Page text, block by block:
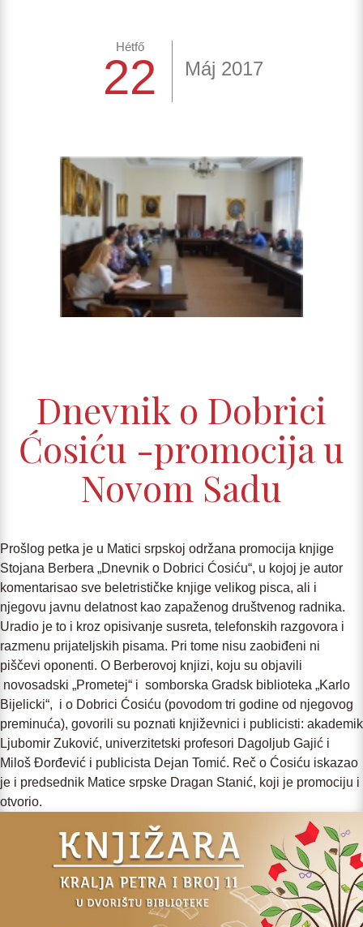
Hétfő
22 Máj 2017
Dnevnik o Dobrici
Ćosiću -promocija u
Novom Sadu
Prošlog petka je u Matici srpskoj održana promocija knjige
Stojana Berbera „Dnevnik o Dobrici Ćosiću“, u kojoj je autor
komentarisao sve beletrističke knjige velikog pisca, ali i
njegovu javnu delatnost kao zapaženog društvenog radnika.
Uradio je to i kroz opisivanje susreta, telefonskih razgovora i
razmenu prijateljskih pisama. Pri tome nisu zaobiđeni ni
piščevi oponenti. O Berberovoj knjizi, koju su objavili
novosadski „Prometej“ i somborska Gradsk biblioteka „Karlo
Bijelicki“, i o Dobrici Ćosiću (povodom tri godine od njegovog
preminuća), govorili su poznati književnici i publicisti: akademik
Ljubomir Zuković, univerzitetski profesori Dagoljub Gajić i
Miloš Đorđević i publicista Dejan Tomić. Reč o Ćosiću iskazao
je i predsednik Matice srpske Dragan Stanić, koji je promociju i
otvorio.